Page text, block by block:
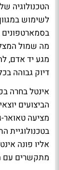
הטכנולוגיה
לשימוש
מה שמול
מגע יד אדם,
דיוק גבוהה
הביצועים
מציעה
בטכנולוגיית
אליו פונה
מתקשרים עם